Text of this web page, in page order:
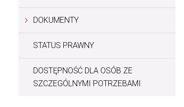
DOKUMENTY
STATUS PRAWNY
DOSTĘPNOŚĆ DLA OSÓB ZE
SZCZEGÓLNYMI POTRZEBAMI